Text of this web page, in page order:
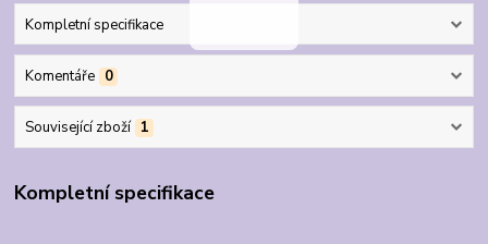
Kompletní specifikace
Komentáře 0
Související zboží 1
Kompletní specifikace